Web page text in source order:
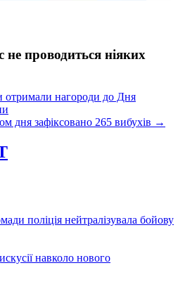
проводиться ніяких
нагороди до Дня
дня зафіксовано 265 вибухів →
поліція нейтралізувала бойову
навколо нового